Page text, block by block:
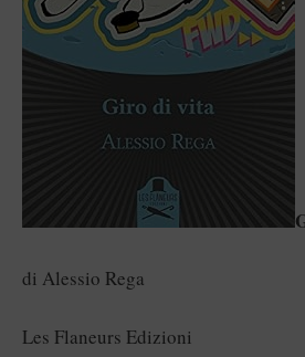
di Alessio Rega
Les Flaneurs Edizioni